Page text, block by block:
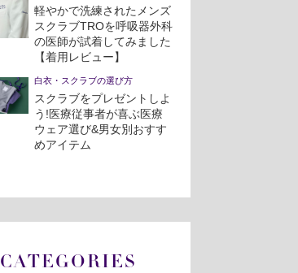
軽やかで洗練されたメンズ
スクラブTROを呼吸器外科
の医師が試着してみました
【着用レビュー】
白衣・スクラブの選び方
スクラブをプレゼントしよ
う!医療従事者が喜ぶ医療
ウェア選び&男女別おすす
めアイテム
CATEGORIES